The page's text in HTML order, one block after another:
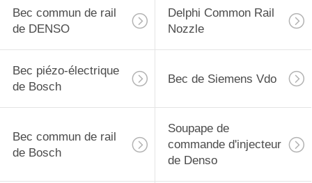
Bec commun de rail
de DENSO
Delphi Common Rail
Nozzle
Bec piézo-électrique
de Bosch
Bec de Siemens Vdo
Bec commun de rail
de Bosch
Soupape de
commande d'injecteur
de Denso